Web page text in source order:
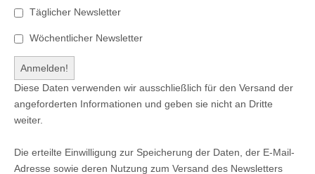
Täglicher Newsletter
Wöchentlicher Newsletter
Diese Daten verwenden wir ausschließlich für den Versand der
angeforderten Informationen und geben sie nicht an Dritte
weiter.
Die erteilte Einwilligung zur Speicherung der Daten, der E-Mail-
Adresse sowie deren Nutzung zum Versand des Newsletters